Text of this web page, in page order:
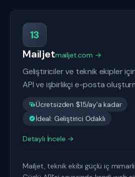
13
Mailjetmailjet.com →
Geliştiriciler ve teknik ekipler
API ve işbirlikçi e-posta
Ücretsizden $15/ay'a kadar
İdeal: Geliştirici Odaklı
Detaylı İncele →
Mailjet, teknik ekibi güçlü iç